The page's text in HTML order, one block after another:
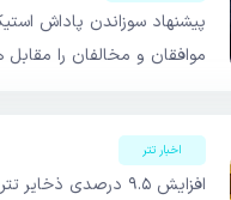
پیشنهاد سوزاندن پاداش
موافقان و مخالفان را مقابل
اخبار تتر
افزایش ۹.۵ درصدی ذخایر